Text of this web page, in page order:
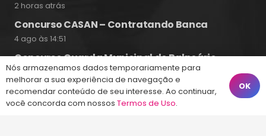
2 horas atrás
Concurso CASAN – Contratando Banca
4 ago às 14:51
Concurso Guarda Municipal de Balneário
Camboriú 2026
4 ago às 10:17
Nós armazenamos dados temporariamente para
melhorar a sua experiência de navegação e
recomendar conteúdo de seu interesse. Ao continuar,
você concorda com nossos Termos de Uso.
OK